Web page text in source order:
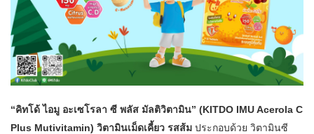
“คิทโด้ ไอมู อะเซโรลา ซี พลัส มัลติวิตามิน” (KITDO IMU Acerola C
Plus Mutivitamin) วิตามินเม็ดเคี้ยว รสส้ม ประกอบด้วย วิตามินซี